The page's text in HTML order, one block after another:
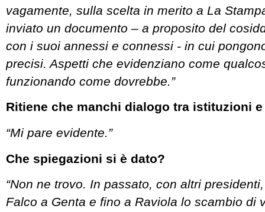
vagamente, sulla scelta in merito a La
inviato un documento – a proposito del
con i suoi annessi e connessi - in cui
precisi. Aspetti che evidenziano come
funzionando come dovrebbe.”
Ritiene che manchi dialogo tra istituzioni
“Mi pare evidente.”
Che spiegazioni si è dato?
“Non ne trovo. In passato, con altri
Falco a Genta e fino a Raviola lo scambio di